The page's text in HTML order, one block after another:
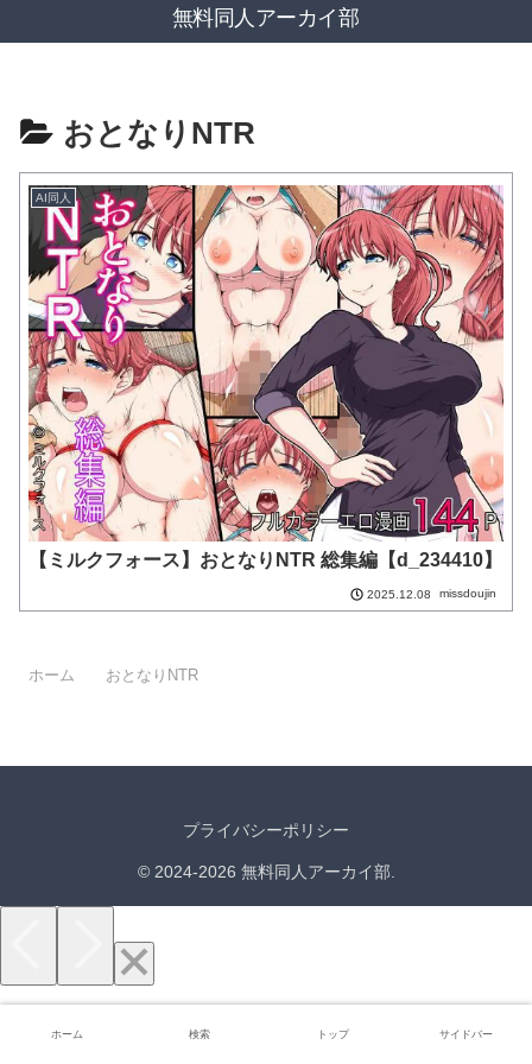
無料同人アーカイ部
おとなりNTR
AI同人
【ミルクフォース】おとなりNTR 総集編【d_234410】
2025.12.08 missdoujin
ホーム おとなりNTR
プライバシーポリシー
© 2024-2026 無料同人アーカイ部.
ホーム 検索 トップ サイドバー